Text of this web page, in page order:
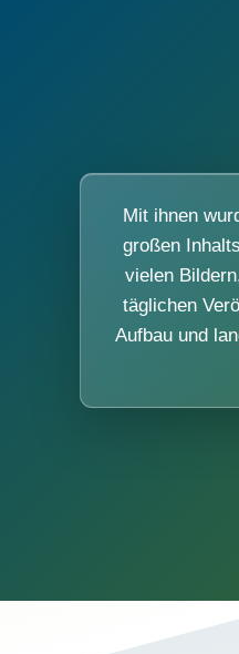
Mit ihnen
großen
vielen
täglichen
Aufbau und